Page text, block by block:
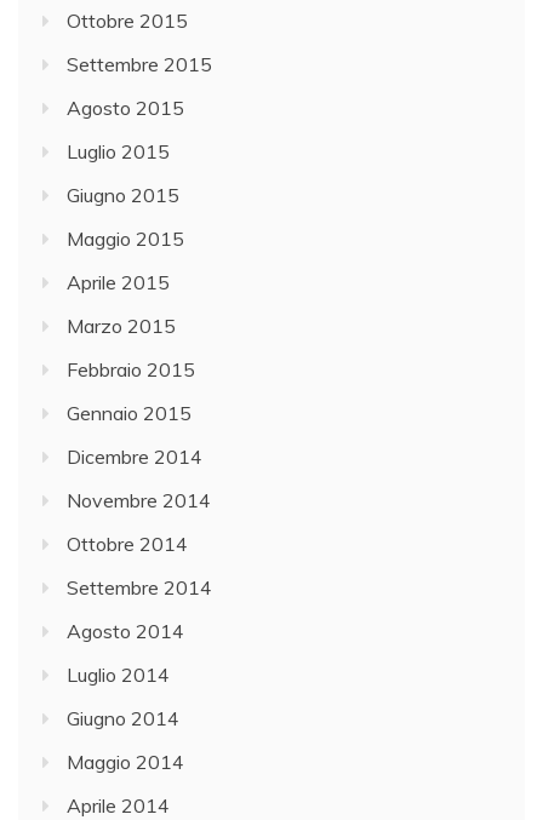
Ottobre 2015
Settembre 2015
Agosto 2015
Luglio 2015
Giugno 2015
Maggio 2015
Aprile 2015
Marzo 2015
Febbraio 2015
Gennaio 2015
Dicembre 2014
Novembre 2014
Ottobre 2014
Settembre 2014
Agosto 2014
Luglio 2014
Giugno 2014
Maggio 2014
Aprile 2014